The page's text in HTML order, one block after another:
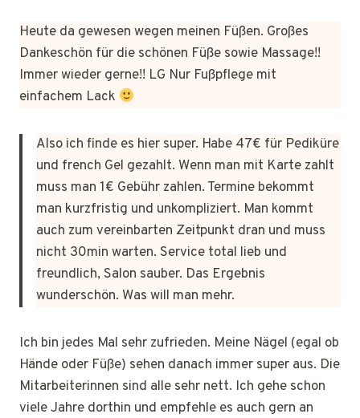
Heute da gewesen wegen meinen Füßen. Großes
Dankeschön für die schönen Füße sowie Massage!!
Immer wieder gerne!! LG Nur Fußpflege mit
einfachem Lack
Also ich finde es hier super. Habe 47€ für Pediküre
und french Gel gezahlt. Wenn man mit Karte zahlt
muss man 1€ Gebühr zahlen. Termine bekommt
man kurzfristig und unkompliziert. Man kommt
auch zum vereinbarten Zeitpunkt dran und muss
nicht 30min warten. Service total lieb und
freundlich, Salon sauber. Das Ergebnis
wunderschön. Was will man mehr.
Ich bin jedes Mal sehr zufrieden. Meine Nägel (egal ob
Hände oder Füße) sehen danach immer super aus. Die
Mitarbeiterinnen sind alle sehr nett. Ich gehe schon
viele Jahre dorthin und empfehle es auch gern an